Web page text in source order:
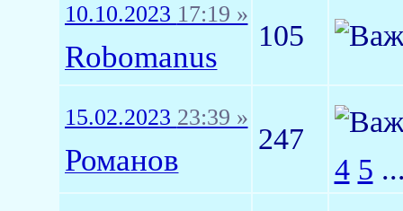
10.10.2023 17:19 »
Robomanus
105
15.02.2023 23:39 »
Романов
247
4 5